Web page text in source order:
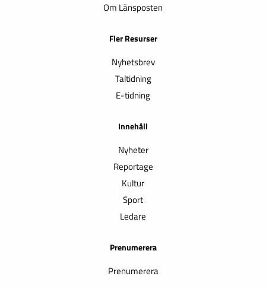
Om Länsposten
Fler Resurser
Nyhetsbrev
Taltidning
E-tidning
Innehåll
Nyheter
Reportage
Kultur
Sport
Ledare
Prenumerera
Prenumerera